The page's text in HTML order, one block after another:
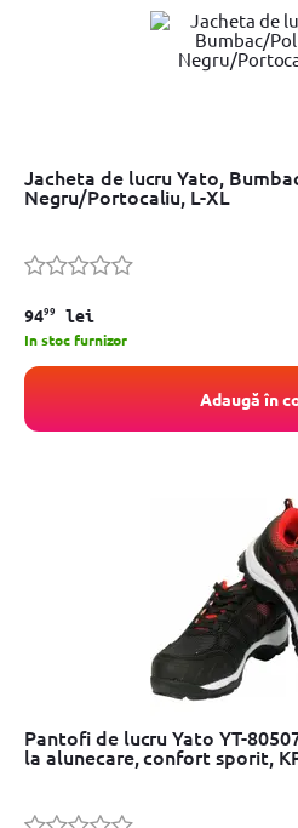
Jacheta de lucru Yato,
Negru/Portocaliu, L-XL
9499 lei
In stoc furnizor
Adaugă în
Pantofi de lucru Yato YT-
la alunecare, confort sporit,